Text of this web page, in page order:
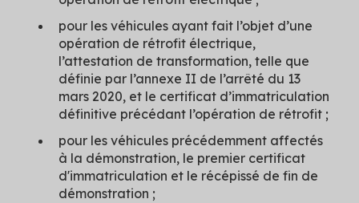
pour les véhicules ayant fait l’objet d’une
opération de rétrofit électrique,
l’attestation de transformation, telle que
définie par l’annexe II de l’arrêté du 13
mars 2020, et le certificat d’immatriculation
définitive précédant l’opération de rétrofit ;
pour les véhicules précédemment affectés
à la démonstration, le premier certificat
d'immatriculation et le récépissé de fin de
démonstration ;